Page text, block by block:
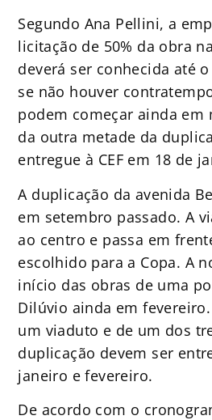
Segundo Ana Pellini, a
licitação de 50% da obra
deverá ser conhecida até
se não houver
podem começar ainda em
da outra metade da
entregue à CEF em 18 de
A duplicação da avenida
em setembro passado. A
ao centro e passa em
escolhido para a Copa. A
início das obras de uma
Dilúvio ainda em
um viaduto e de um dos
duplicação devem ser
janeiro e fevereiro.
De acordo com o